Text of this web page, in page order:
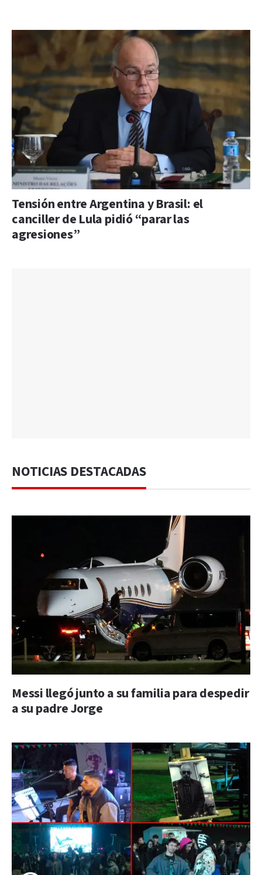
Tensión entre Argentina y Brasil: el
canciller de Lula pidió “parar las
agresiones”
NOTICIAS DESTACADAS
Messi llegó junto a su familia para despedir
a su padre Jorge